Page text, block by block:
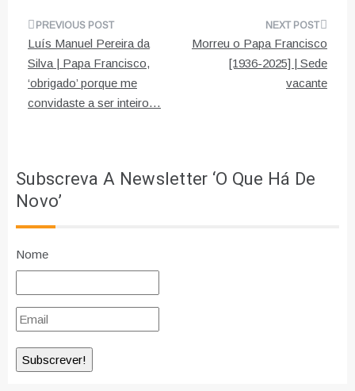
Navegação
de
artigos
Luís Manuel Pereira da
Silva | Papa Francisco,
‘obrigado’ porque me
convidaste a ser inteiro…
Morreu o Papa Francisco
[1936-2025] | Sede
vacante
Subscreva A Newsletter ‘O Que Há De
Novo’
Nome